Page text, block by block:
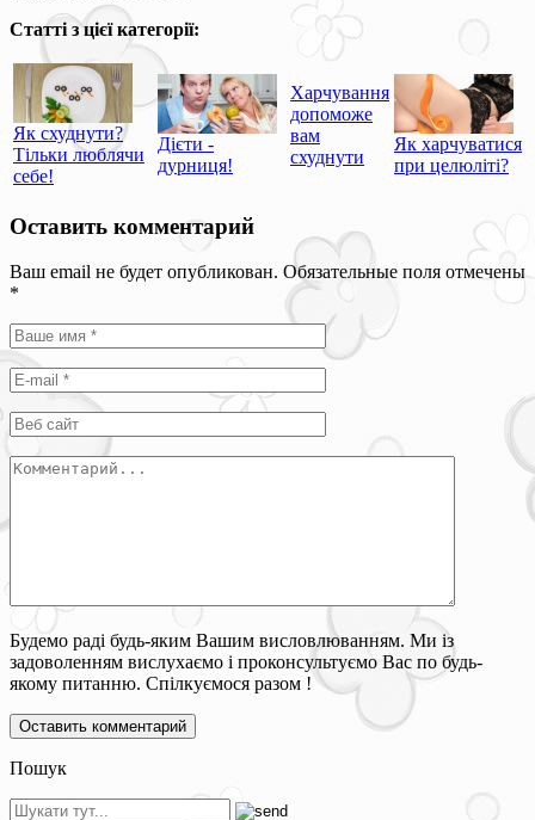
Статті з цієї категорії:
Як схуднути?
Тільки люблячи
себе!
Дієти -
дурниця!
Харчування
допоможе
вам
схуднути
Як харчуватися
при целюліті?
Оставить комментарий
Ваш email не будет опубликован. Обязательные поля отмечены
*
Будемо раді будь-яким Вашим висловлюванням. Ми із
задоволенням вислухаємо і проконсультуємо Вас по будь-
якому питанню. Спілкуємося разом !
Пошук